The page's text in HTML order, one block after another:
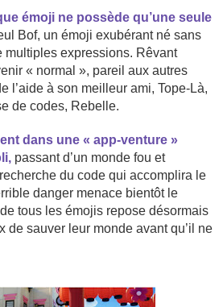
émoji ne possède qu’une seule
Bof, un émoji exubérant né sans
multiples expressions. Rêvant
« normal », pareil aux autres
l’aide à son meilleur ami, Tope-Là,
de codes, Rebelle.
dans une « app-venture »
passant d’un monde fou et
du code qui accomplira le
danger menace bientôt le
tous les émojis repose désormais
de sauver leur monde avant qu’il ne